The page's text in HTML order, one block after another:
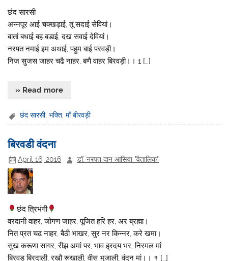
छंद सारसी
अन्नपूर आई चक्खड़ाई, तूं सदाई सेवियां।
बातां बधाई बह बडाई, दख सवाई देवियां।
नरपत नमाई इम अथाई, पहुम बाई परवड़ी।
निज सुजस जाहर चढै नाहर, बणै वाहर बिरवड़ी।। 1 […]
» Read more
छंद सारसी,भक्ति ,माँ बीरवड़ी
बिरवडी वंदना
April 16, 2016 डॉ. नरपत दान आसिया "वैतालिक"
छंद त्रिभंगी
वरदानी वाहर, जोगण जाहर, पूजित हरि हर, अर ब्रह्मा।
नित प्रत चढ नाहर, बैठी भाखर, सुर नर किन्नर, करे खमा।
सुख करूणा सागर, रीझ अमां पर, भाव ह्रदय भर, निरमल मां
बिरवड बिरदाली़, रखौ रूखाल़ी, वीस भुजाली, वंदन मां।। १ […]